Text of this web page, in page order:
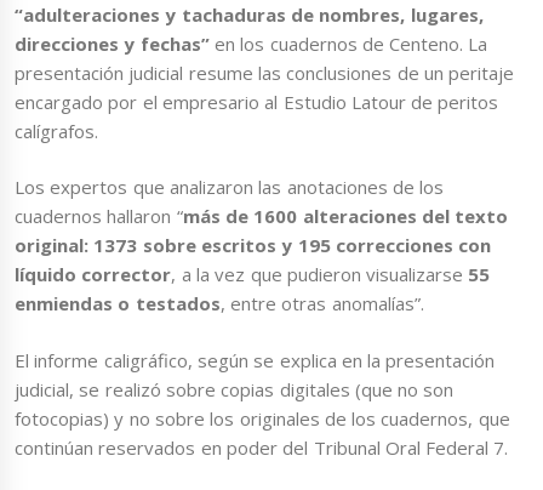
“adulteraciones y tachaduras de nombres, lugares,
direcciones y fechas”en los cuadernos de Centeno. La
presentación judicial resume las conclusiones de un peritaje
encargado por el empresario al Estudio Latour de peritos
calígrafos.
Los expertos que analizaron las anotaciones de los
cuadernos hallaron “más de 1600 alteraciones del texto
original: 1373 sobre escritos y 195 correcciones con
líquido corrector, a la vez que pudieron visualizarse 55
enmiendas o testados, entre otras anomalías”.
El informe caligráfico, según se explica en la presentación
judicial, se realizó sobre copias digitales (que no son
fotocopias) y no sobre los originales de los cuadernos, que
continúan reservados en poder del Tribunal Oral Federal 7.